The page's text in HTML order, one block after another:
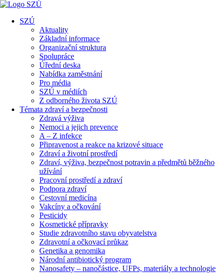
SZÚ
Aktuality
Základní informace
Organizační struktura
Spolupráce
Úřední deska
Nabídka zaměstnání
Pro média
SZÚ v médiích
Z odborného života SZÚ
Témata zdraví a bezpečnosti
Zdravá výživa
Nemoci a jejich prevence
A – Z infekce
Připravenost a reakce na krizové situace
Zdraví a životní prostředí
Zdraví, výživa, bezpečnost potravin a předmětů běžného
užívání
Pracovní prostředí a zdraví
Podpora zdraví
Cestovní medicína
Vakcíny a očkování
Pesticidy
Kosmetické přípravky
Studie zdravotního stavu obyvatelstva
Zdravotní a očkovací průkaz
Genetika a genomika
Národní antibiotický program
Nanosafety – nanočástice, UFPs, materiály a technologie